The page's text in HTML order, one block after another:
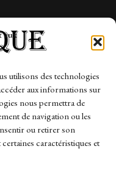
aux
utilisons des technologies
aux informations sur
nous permettra de
de navigation ou les
ou retirer son
caractéristiques et